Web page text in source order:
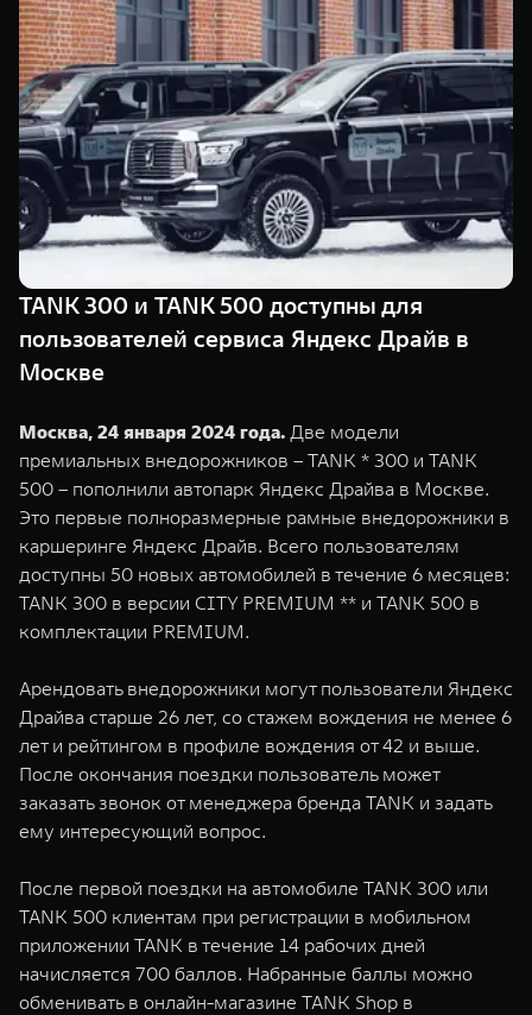
TANK 500
от 6 499 000 ₽
TANK 700
от 10 199
WEY 07
Расширяя границы комфорта
от 6 149 000 ₽
WEY 05
Эстетика
от 5 699
Масштаб возможностей
от 6 449 000 ₽
Масштаб
от 8 099
TANK Финансы
Корпоративным клиентам
TANK ФИНАНСЫ
TANK Кредит
TANK Лизинг
TANK Страхование
Сервис
Специальные предложения
Моторные масла
ЦИФРОВЫЕ СЕРВИСЫ TANK
Цифровые сервисы TANK
TANK 300 и TANK 500 доступны для
пользователей сервиса Яндекс Драйв в
Москве
Москва, 24 января 2024 года. Две модели
премиальных внедорожников – TANK * 300 и TANK
500 – пополнили автопарк Яндекс Драйва в Москве.
Это первые полноразмерные рамные внедорожники в
каршеринге Яндекс Драйв. Всего пользователям
доступны 50 новых автомобилей в течение 6 месяцев:
TANK 300 в версии CITY PREMIUM ** и TANK 500 в
комплектации PREMIUM.
Арендовать внедорожники могут пользователи Яндекс
Драйва старше 26 лет, со стажем вождения не менее 6
лет и рейтингом в профиле вождения от 42 и выше.
После окончания поездки пользователь может
заказать звонок от менеджера бренда TANK и задать
ему интересующий вопрос.
После первой поездки на автомобиле TANK 300 или
TANK 500 клиентам при регистрации в мобильном
приложении TANK в течение 14 рабочих дней
начисляется 700 баллов. Набранные баллы можно
обменивать в онлайн-магазине TANK Shop в